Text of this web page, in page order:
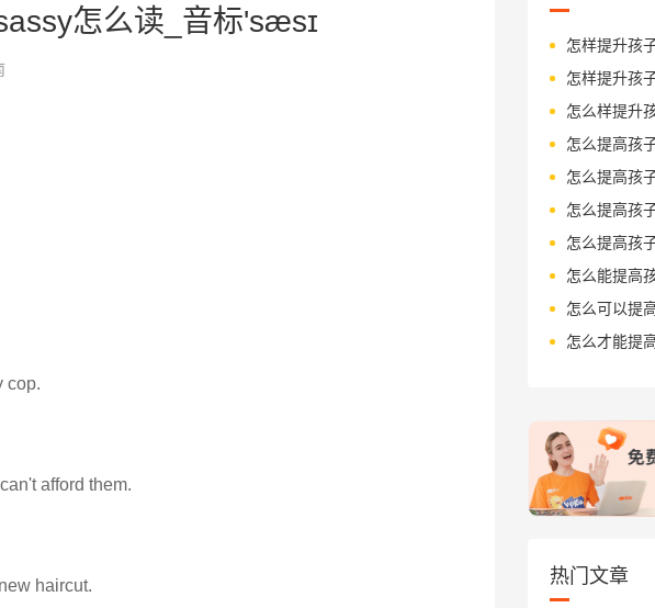
怎么读_音标'sæsɪ
cop.
afford them.
haircut.
怎样提升孩
怎样提升孩
怎么样提升
怎么提高孩
怎么提高孩
怎么提高孩
怎么提高孩
怎么能提高
怎么可以提
怎么才能提
热门文章